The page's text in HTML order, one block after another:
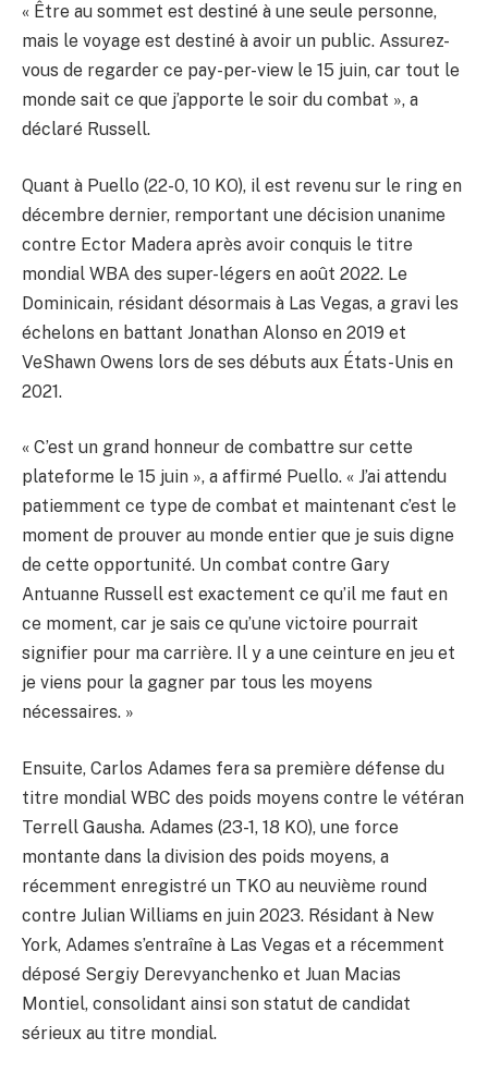
« Être au sommet est destiné à une seule personne,
mais le voyage est destiné à avoir un public. Assurez-
vous de regarder ce pay-per-view le 15 juin, car tout le
monde sait ce que j’apporte le soir du combat », a
déclaré Russell.
Quant à Puello (22-0, 10 KO), il est revenu sur le ring en
décembre dernier, remportant une décision unanime
contre Ector Madera après avoir conquis le titre
mondial WBA des super-légers en août 2022. Le
Dominicain, résidant désormais à Las Vegas, a gravi les
échelons en battant Jonathan Alonso en 2019 et
VeShawn Owens lors de ses débuts aux États-Unis en
2021.
« C’est un grand honneur de combattre sur cette
plateforme le 15 juin », a affirmé Puello. « J’ai attendu
patiemment ce type de combat et maintenant c’est le
moment de prouver au monde entier que je suis digne
de cette opportunité. Un combat contre Gary
Antuanne Russell est exactement ce qu’il me faut en
ce moment, car je sais ce qu’une victoire pourrait
signifier pour ma carrière. Il y a une ceinture en jeu et
je viens pour la gagner par tous les moyens
nécessaires. »
Ensuite, Carlos Adames fera sa première défense du
titre mondial WBC des poids moyens contre le vétéran
Terrell Gausha. Adames (23-1, 18 KO), une force
montante dans la division des poids moyens, a
récemment enregistré un TKO au neuvième round
contre Julian Williams en juin 2023. Résidant à New
York, Adames s’entraîne à Las Vegas et a récemment
déposé Sergiy Derevyanchenko et Juan Macias
Montiel, consolidant ainsi son statut de candidat
sérieux au titre mondial.